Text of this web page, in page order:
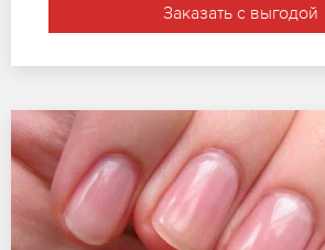
Заказать с выгодой